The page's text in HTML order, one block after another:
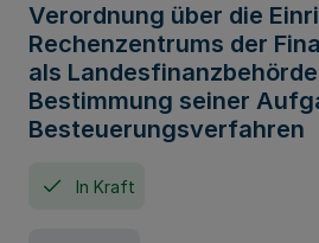
Verordnung über die
Rechenzentrums der
als
Bestimmung seiner
Besteuerungsverfahren
In Kraft